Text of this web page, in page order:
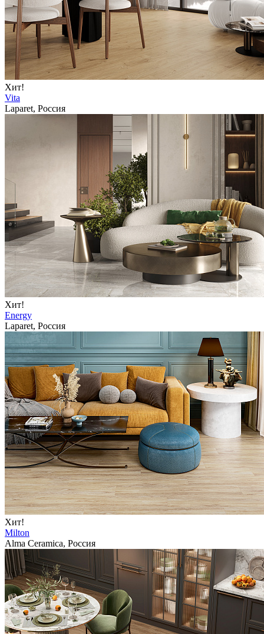
Хит!
Vita
Laparet, Россия
Хит!
Energy
Laparet, Россия
Хит!
Milton
Alma Ceramica, Россия